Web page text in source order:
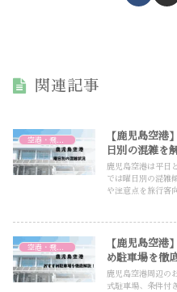
関連記事
【鹿児島空港
日別の混雑を
鹿児島空港は平日
では曜日別の混雑
や注意点を旅行客
【鹿児島空港
め駐車場を徹
鹿児島空港周辺の
式駐車場、条件付